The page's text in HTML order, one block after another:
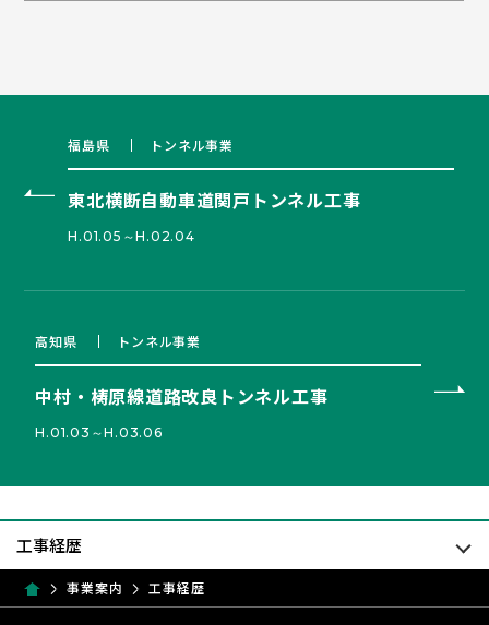
福島県 トンネル事業
東北横断自動車道関戸トンネル工事
H.01.05～H.02.04
高知県 トンネル事業
中村・梼原線道路改良トンネル工事
H.01.03～H.03.06
事業案内 工事経歴